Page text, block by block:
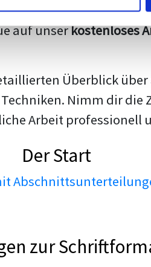
erfahrenen Trainer
auf unserkostenloses
Überblick
Nimm dir die
Arbeit professionell
Der Start
zur